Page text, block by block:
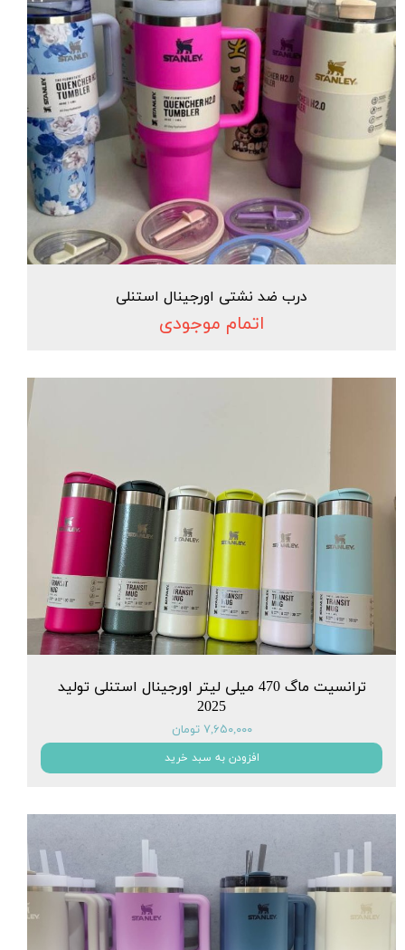
درب ضد نشتی اورجینال استنلی
اتمام موجودی
ترانسیت ماگ 470 میلی لیتر اورجینال استنلی تولید
2025
۷,۶۵۰,۰۰۰ تومان
افزودن به سبد خرید